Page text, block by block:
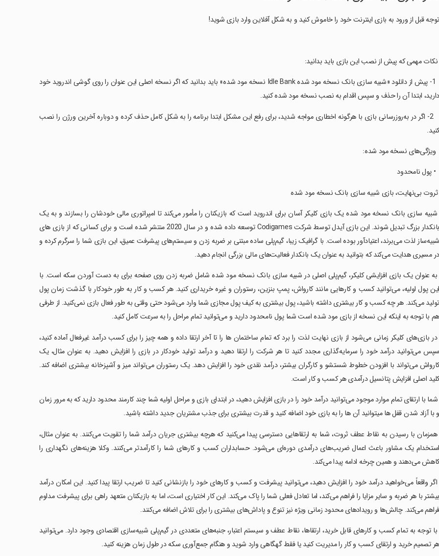
توجه قبل از ورود به بازی اینترنت خود را خاموش کنید و به شکل آفلاین وارد بازی شوید!
‏ نکات مهمی که پیش از نصب این بازی باید بدانید:
‏ ‏ 1- پیش از دانلود «شبیه سازی بانک نسخه مود شده Idle Bank نسخه مود شده» باید بدانید که اگر نسخه اصلی این عنوان را روی گوشی اندروید خود
دارید، ابتدا آن را حذف و سپس اقدام به نصب نسخه مود شده کنید.
‏ ‏ ‏ 2- اگر در به‌روزرسانی بازی با هرگونه اخطاری مواجه شدید، برای رفع این مشکل ابتدا برنامه را به شکل کامل حذف کرده و دوباره آخرین ورژن را نصب
کنید.
‏ ‏ ویژگی‌های نسخه مود شده:
‏ ‏ • پول نامحدود
‏ ثروت بی‌نهایت، بازی شبیه سازی بانک نسخه مود شده
‏ شبیه سازی بانک نسخه مود شده یک بازی کلیکر آسان برای اندروید است که بازیکنان را مأمور می‌کند تا امپراتوری مالی خودشان را بسازند و به یک
بانکدار بزرگ تبدیل شوند. این بازی آیدل توسط شرکت Codigames توسعه داده شده و در سال 2020 منتشر شده است و برای کسانی که از بازی های
شبیه‌ساز لذت می‌برند، اعتیادآور بوده است. با گرافیک زیبا، گیم‌پلی ساده مبتنی بر ضربه زدن و سیستم‌های پیشرفت عمیق، این بازی شما را سرگرم کرده و
در مسیری هدایت می‌کند که بتوانید به عنوان یک بانکدار فعالیت‌های مالی بزرگی انجام دهید.
‏ به عنوان یک بازی افزایشی کلیکر، گیم‌پلی اصلی در شبیه سازی بانک نسخه مود شده شامل ضربه زدن روی صفحه برای به دست آوردن سکه است. با
این پول اولیه، می‌توانید کسب و کارهایی مانند کارواش، پمپ بنزین، رستوران و غیره خریداری کنید. هر کسب و کار به طور خودکار با گذشت زمان پول
تولید می‌کند. هر چه کسب و کار بیشتری داشته باشید، پول بیشتری به کیف پول مجازی شما وارد می‌شود حتی وقتی به طور فعال بازی نمی‌کنید. از طرفی
هم با توجه به اینکه این نسخه از بازی مود شده است شما پول نامحدود دارید و می‌توانید تمام مراحل را به سرعت کامل کنید.
‏ در بازی‌های کلیکر زمانی می‌شود از بازی نهایت لذت را برد که تمام ساختمان ها را تا آخر ارتقا داده و همه چیز را برای کسب درآمد غیرفعال آماده کنید،
سپس می‌توانید درآمد خود را سرمایه‌گذاری مجدد کنید تا هر شرکت را ارتقا دهید و درآمد تولید خودکار در بازی را افزایش دهید. به عنوان مثال، یک
کارواش می‌تواند با افزودن خطوط شستشو و کارگران بیشتر، درآمد نقدی خود را افزایش دهد. یک رستوران می‌تواند میز و آشپزخانه بیشتری اضافه کند.
کلید اصلی افزایش پتانسیل درآمدی هر کسب و کار است.
‏ شما با ارتقای تمام موارد موجود می‌توانید درآمد خود را در بازی افزایش دهید، در ابتدای بازی و مراحل اولیه شما چند کارمند محدود دارید که به مرور زمان
و با آزاد شدن قفل ها میتوانید آن ها را به بازی خود اضافه کنید و قدرت بیشتری برای جذب مشتریان جدید داشته باشید.
‏ همزمان با رسیدن به نقاط عطف ثروت، شما به ارتقاهایی دسترسی پیدا می‌کنید که هرچه بیشتری جریان درآمد شما را تقویت می‌کنند. به عنوان مثال،
استخدام یک مشاور باعث اعمال ضریب‌های درآمدی دوره‌ای می‌شود. حسابداران کسب و کارهای شما را کارآمدتر می‌کنند. وکلا هزینه‌های نگهداری را
کاهش می‌دهند و همین چرخه ادامه پیدا می‌کند.
‏ اگر واقعاً می‌خواهید درآمد خود را افزایش دهید، می‌توانید پیشرفت و کسب و کارهای خود را بازنشانی کنید تا ضریب ارتقا پیدا کنید. این امکان درآمد
بیشتر با هر ضربه و سایر مزایا را فراهم می‌کند، اما تعادل فعلی شما را پاک می‌کند. این کار اختیاری است، اما به بازیکنان متعهد راهی برای پیشرفت مداوم
فراهم می‌کند. چالش‌ها و رویدادهای محدود زمانی ویژه نیز تنوع و پاداش‌های بیشتری را برای تلاش اضافه می‌کنند.
‏ با توجه به تمام کسب و کارهای قابل خرید، ارتقاها، نقاط عطف و سیستم اعتبار، جنبه‌های متعددی در گیم‌پلی شبیه‌سازی اقتصادی وجود دارد. می‌توانید
هر تصمیم خرید و ارتقای کسب و کار را مدیریت کنید یا فقط گهگاهی وارد شوید و هنگام جمع‌آوری سکه در طول زمان هزینه کنید.